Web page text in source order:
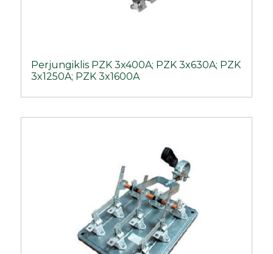
Perjungiklis PZK 3x400A; PZK 3x630A; PZK
3x1250A; PZK 3x1600A